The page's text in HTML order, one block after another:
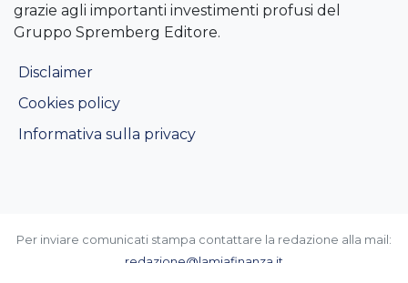
grazie agli importanti investimenti profusi del
Gruppo Spremberg Editore.
Disclaimer
Cookies policy
Informativa sulla privacy
Per inviare comunicati stampa contattare la redazione alla mail:
redazione@lamiafinanza.it